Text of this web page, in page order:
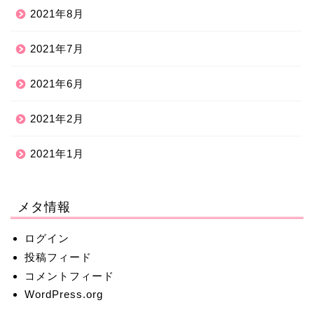
2021年8月
2021年7月
2021年6月
2021年2月
2021年1月
メタ情報
ログイン
投稿フィード
コメントフィード
WordPress.org